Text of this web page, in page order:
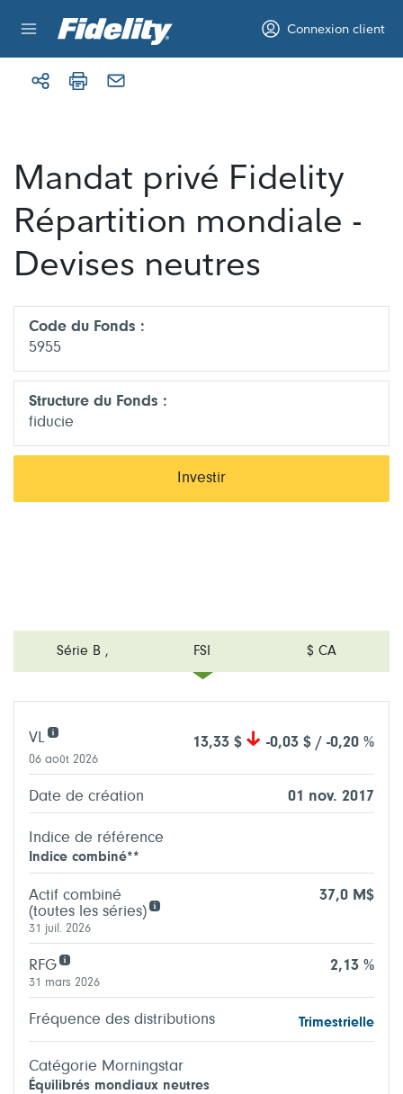
Connexion client
Mandat privé Fidelity
Répartition mondiale -
Devises neutres
Série B , FSI $ CA
Code du Fonds :
5955
Structure du Fonds :
fiducie
Investir
VL 13,33 $ -0,03 $ / -0,20 %
06 août 2026
Date de création 01 nov. 2017
Indice de référence
Indice combiné**
Actif combiné
(toutes les séries)
37,0 M$
31 juil. 2026
RFG 2,13 %
31 mars 2026
Fréquence des distributions Trimestrielle
Catégorie Morningstar
Équilibrés mondiaux neutres